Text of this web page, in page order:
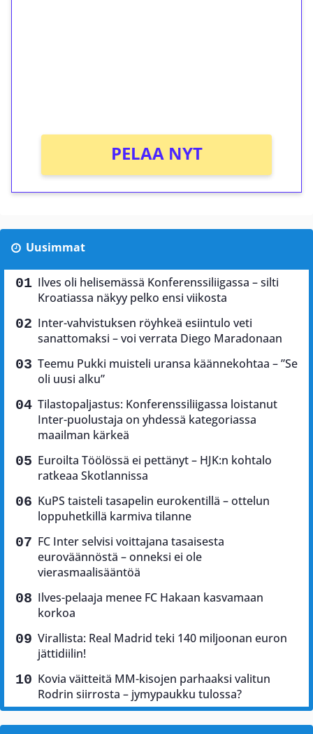
PELAA NYT
Uusimmat
Ilves oli helisemässä Konferenssiliigassa – silti
Kroatiassa näkyy pelko ensi viikosta
Inter-vahvistuksen röyhkeä esiintulo veti
sanattomaksi – voi verrata Diego Maradonaan
Teemu Pukki muisteli uransa käännekohtaa – ”Se
oli uusi alku”
Tilastopaljastus: Konferenssiliigassa loistanut
Inter-puolustaja on yhdessä kategoriassa
maailman kärkeä
Euroilta Töölössä ei pettänyt – HJK:n kohtalo
ratkeaa Skotlannissa
KuPS taisteli tasapelin eurokentillä – ottelun
loppuhetkillä karmiva tilanne
FC Inter selvisi voittajana tasaisesta
euroväännöstä – onneksi ei ole
vierasmaalisääntöä
Ilves-pelaaja menee FC Hakaan kasvamaan
korkoa
Virallista: Real Madrid teki 140 miljoonan euron
jättidiilin!
Kovia väitteitä MM-kisojen parhaaksi valitun
Rodrin siirrosta – jymypaukku tulossa?